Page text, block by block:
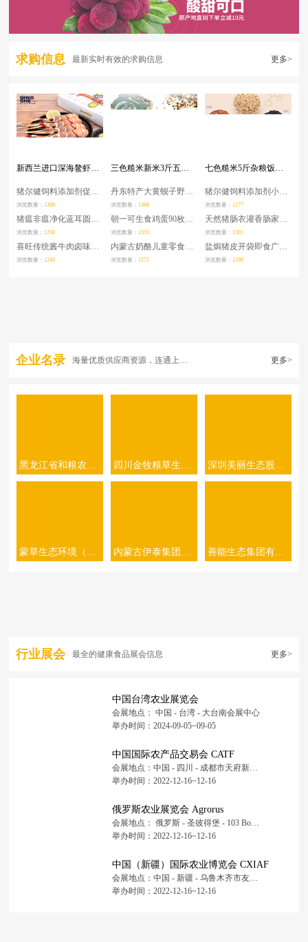
求购信息 最新实时有效的求购信息 更多>
新西兰进口深海鳌虾刺身scampi斯干比南极特大小龙虾日料 1/2/3号 三色糙米新米3斤五谷杂粮红米黑米粗粮健身胚芽三色米 七色糙米5斤杂粮饭五色糙米红米黑米燕麦米荞麦高粱粗粮健身大米 月销 2万+
猪尔健饲料添加剂促生长得快催肥育肥增肥一号混合型生育酚曙光
浏览数量： 1300
丹东特产大黄蚬子野生鲜活无沙生鲜海鲜贝类水产蛤蜊花甲4斤顺丰
浏览数量： 1368
猪尔健饲料添加剂小猪育肥增重兽用促生长消化早出栏曙光正品
浏览数量： 1277
猪瘟非瘟净化蓝耳圆环蓝菲康饲料添加剂孕畜可用抑毒抗毒增免疫
浏览数量： 1250
朝一可生食鸡蛋90枚日料店食材无抗无菌蛋可生吃顺丰新鲜上海整箱
浏览数量： 1555
天然猪肠衣灌香肠家用自制腊肠子衣烤食品级儿童灌肠工具猪小肠皮
浏览数量： 1301
喜旺传统酱牛肉卤味特产五香卤牛肉真空即食熟食肉食零食牛腱子肉
浏览数量： 1249
内蒙古奶酪儿童零食奶酪棒酸奶疙瘩块奶片儿童牛奶条
浏览数量： 1272
盐焗猪皮开袋即食广东梅州客家特产猪皮小吃零食卤猪皮下酒菜熟食
浏览数量： 1299
企业名录 海量优质供应商资源，连通上下游 更多>
黑龙江省和粮农业有限公司 四川金牧粮草生态农业科技有限公司 深圳美丽生态股份有限公司
蒙草生态环境（集团）股份有限公司 内蒙古伊泰集团有限公司 善能生态集团有限公司
行业展会 最全的健康食品展会信息 更多>
中国台湾农业展览会
会展地点： 中国 - 台湾 - 大台南会展中心
举办时间：2024-09-05~09-05
中国国际农产品交易会 CATF
会展地点：中国 - 四川 - 成都市天府新区福州路东段88号 - 中国西部国际博览城
举办时间：2022-12-16~12-16
俄罗斯农业展览会 Agrorus
会展地点： 俄罗斯 - 圣彼得堡 - 103 Bolshoy Prospect St. Petersburg, 199106 - 圣彼得堡会展中心
举办时间：2022-12-16~12-16
中国（新疆）国际农业博览会 CXIAF
会展地点：中国 - 新疆 - 乌鲁木齐市友好北路167号 - 新疆国际会展中心
举办时间：2022-12-16~12-16